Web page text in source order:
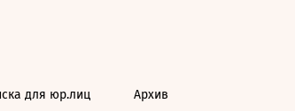
для юр.лиц Архив